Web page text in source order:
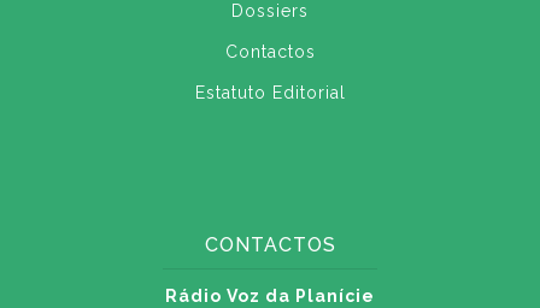
Dossiers
Contactos
Estatuto Editorial
CONTACTOS
Rádio Voz da Planície